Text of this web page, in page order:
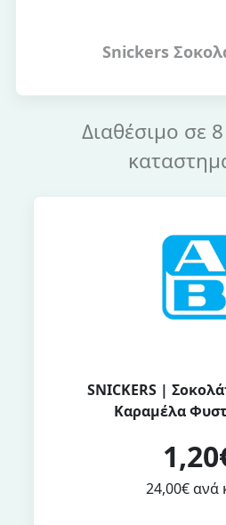
Snickers
Διαθέσιμο σε
SNICKERS |
Καραμέλα
24,00€ ανά